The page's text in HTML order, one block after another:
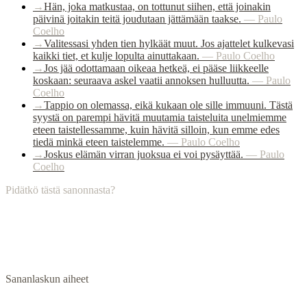
→Hän, joka matkustaa, on tottunut siihen, että joinakin
päivinä joitakin teitä joudutaan jättämään taakse. — Paulo
Coelho
→Valitessasi yhden tien hylkäät muut. Jos ajattelet kulkevasi
kaikki tiet, et kulje lopulta ainuttakaan. — Paulo Coelho
→Jos jää odottamaan oikeaa hetkeä, ei pääse liikkeelle
koskaan: seuraava askel vaatii annoksen hulluutta. — Paulo
Coelho
→Tappio on olemassa, eikä kukaan ole sille immuuni. Tästä
syystä on parempi hävitä muutamia taisteluita unelmiemme
eteen taistellessamme, kuin hävitä silloin, kun emme edes
tiedä minkä eteen taistelemme. — Paulo Coelho
→Joskus elämän virran juoksua ei voi pysäyttää. — Paulo
Coelho
Pidätkö tästä sanonnasta?
Sananlaskun aiheet